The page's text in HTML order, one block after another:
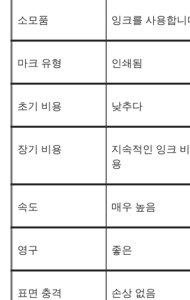
소모품 잉크를 사용합니
마크 유형 인쇄됨
초기 비용 낮추다
장기 비용
지속적인 잉크 비
용
속도 매우 높음
영구 좋은
표면 충격 손상 없음